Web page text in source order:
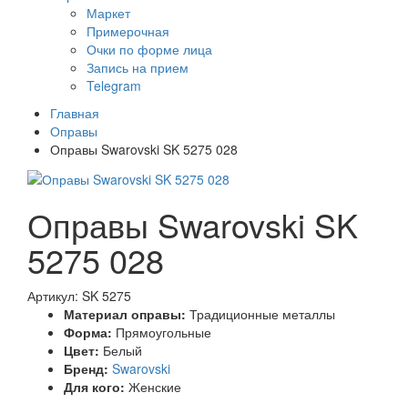
Маркет
Примерочная
Очки по форме лица
Запись на прием
Telegram
Главная
Оправы
Оправы Swarovski SK 5275 028
Оправы Swarovski SK
5275 028
Артикул: SK 5275
Материал оправы: Традиционные металлы
Форма: Прямоугольные
Цвет: Белый
Бренд: Swarovski
Для кого: Женские